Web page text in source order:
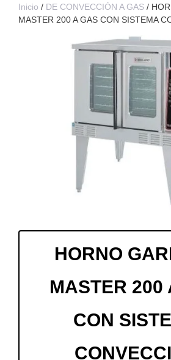
Inicio / DE CONVECCIÓN A GAS /
MASTER 200 A GAS CON SISTEMA
HORNO
MASTER 200
CON